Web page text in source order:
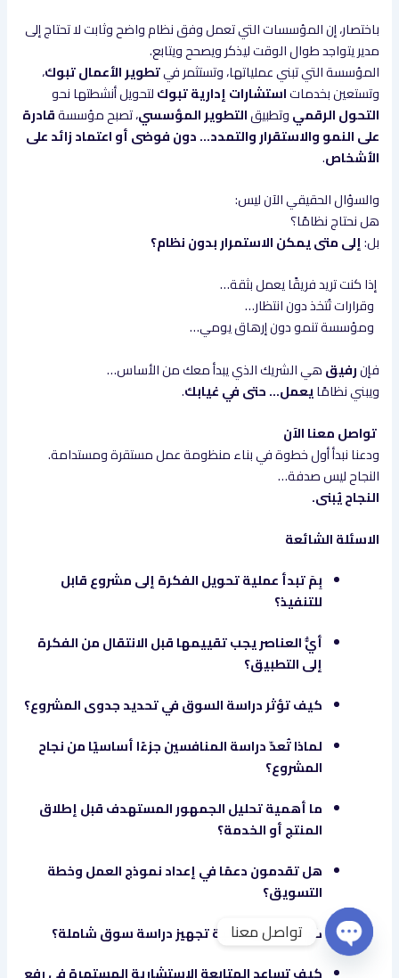
باختصار، إن المؤسسات التي تعمل وفق نظام واضح وثابت لا تحتاج إلى
مدير يتواجد طوال الوقت ليذكر ويصحح ويتابع.
المؤسسة التي تبني عملياتها، وتستثمر فيتطوير الأعمال تبوك،
وتستعين بخدماتاستشارات إدارية تبوكلتحويل أنشطتها نحو
التحول الرقميوتطبيقالتطوير المؤسسي، تصبح مؤسسةقادرة
على النمو والاستقرار والتمدد… دون فوضى أو اعتماد زائد على
الأشخاص.
والسؤال الحقيقي الآن ليس:
هل نحتاج نظامًا؟
بل:إلى متى يمكن الاستمرار بدون نظام؟
إذا كنت تريد فريقًا يعمل بثقة…
وقرارات تُتخذ دون انتظار…
ومؤسسة تنمو دون إرهاق يومي…
فإنرفيقهي الشريك الذي يبدأ معك من الأساس…
ويبني نظامًايعمل… حتى في غيابك.
تواصل معنا الآن
ودعنا نبدأ أول خطوة في بناء منظومة عمل مستقرة ومستدامة.
النجاح ليس صدفة…
النجاح يُبنى.
الاسئلة الشائعة
بِمَ تبدأ عملية تحويل الفكرة إلى مشروع قابل
للتنفيذ؟
أيُّ العناصر يجب تقييمها قبل الانتقال من الفكرة
إلى التطبيق؟
كيف تؤثر دراسة السوق في تحديد جدوى المشروع؟
لماذا تُعدّ دراسة المنافسين جزءًا أساسيًا من نجاح
المشروع؟
ما أهمية تحليل الجمهور المستهدف قبل إطلاق
المنتج أو الخدمة؟
هل تقدمون دعمًا في إعداد نموذج العمل وخطة
التسويق؟
كم تستغرق عملية تجهيز دراسة سوق شاملة؟
تواصل معنا
Open chaty